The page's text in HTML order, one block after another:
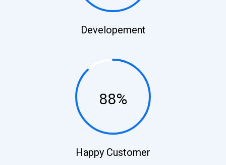
Developement
88%
Happy Customer